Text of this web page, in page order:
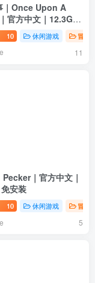
游戏
｜Once Upon A
官方中文｜12.3G｜
10 休闲游戏 冒险
11
｜官方中文｜
安装
10 休闲游戏 冒险
5